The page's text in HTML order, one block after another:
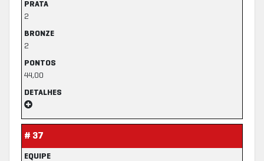
PRATA
2
BRONZE
2
PONTOS
44,00
DETALHES
# 37
EQUIPE